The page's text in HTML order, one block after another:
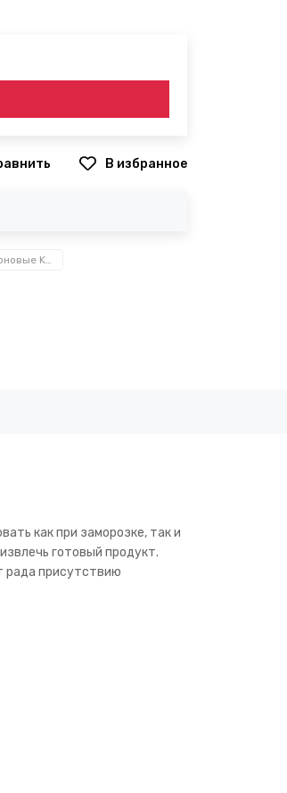
В избранное
Формы силиконовые Kamille™
как при заморозке, так и
готовый продукт.
рада присутствию